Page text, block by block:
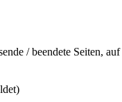
/ beendete Seiten,